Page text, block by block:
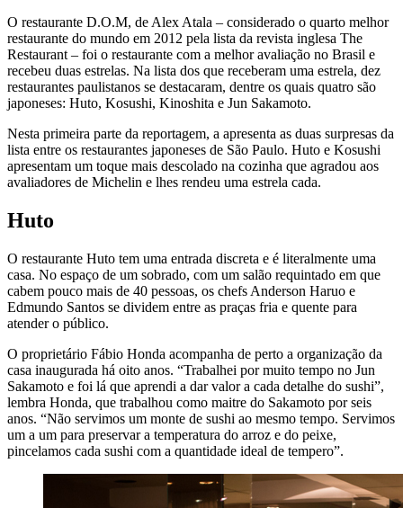
O restaurante D.O.M, de Alex Atala – considerado o quarto melhor
restaurante do mundo em 2012 pela lista da revista inglesa The
Restaurant – foi o restaurante com a melhor avaliação no Brasil e
recebeu duas estrelas. Na lista dos que receberam uma estrela, dez
restaurantes paulistanos se destacaram, dentre os quais quatro são
japoneses: Huto, Kosushi, Kinoshita e Jun Sakamoto.
Nesta primeira parte da reportagem, a apresenta as duas surpresas da
lista entre os restaurantes japoneses de São Paulo. Huto e Kosushi
apresentam um toque mais descolado na cozinha que agradou aos
avaliadores de Michelin e lhes rendeu uma estrela cada.
Huto
O restaurante Huto tem uma entrada discreta e é literalmente uma
casa. No espaço de um sobrado, com um salão requintado em que
cabem pouco mais de 40 pessoas, os chefs Anderson Haruo e
Edmundo Santos se dividem entre as praças fria e quente para
atender o público.
O proprietário Fábio Honda acompanha de perto a organização da
casa inaugurada há oito anos. “Trabalhei por muito tempo no Jun
Sakamoto e foi lá que aprendi a dar valor a cada detalhe do sushi”,
lembra Honda, que trabalhou como maitre do Sakamoto por seis
anos. “Não servimos um monte de sushi ao mesmo tempo. Servimos
um a um para preservar a temperatura do arroz e do peixe,
pincelamos cada sushi com a quantidade ideal de tempero”.